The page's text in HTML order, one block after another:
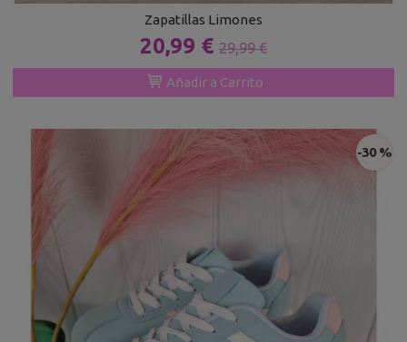
Zapatillas Limones
20,99 € 29,99 €
Añadir a Carrito
-30 %